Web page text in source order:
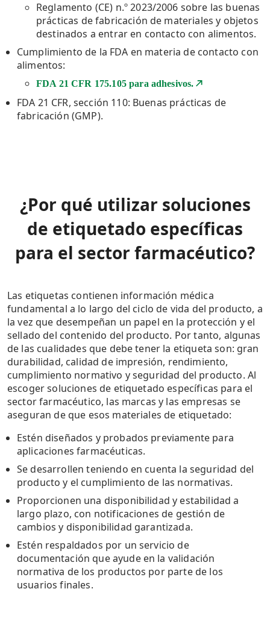
Reglamento (CE) n.º 2023/2006 sobre las buenas
prácticas de fabricación de materiales y objetos
destinados a entrar en contacto con alimentos.
Cumplimiento de la FDA en materia de contacto con
alimentos:
FDA 21 CFR 175.105 para adhesivos.
FDA 21 CFR, sección 110: Buenas prácticas de
fabricación (GMP).
¿Por qué utilizar soluciones
de etiquetado específicas
para el sector farmacéutico?
Las etiquetas contienen información médica
fundamental a lo largo del ciclo de vida del producto, a
la vez que desempeñan un papel en la protección y el
sellado del contenido del producto. Por tanto, algunas
de las cualidades que debe tener la etiqueta son: gran
durabilidad, calidad de impresión, rendimiento,
cumplimiento normativo y seguridad del producto. Al
escoger soluciones de etiquetado específicas para el
sector farmacéutico, las marcas y las empresas se
aseguran de que esos materiales de etiquetado:
Estén diseñados y probados previamente para
aplicaciones farmacéuticas.
Se desarrollen teniendo en cuenta la seguridad del
producto y el cumplimiento de las normativas.
Proporcionen una disponibilidad y estabilidad a
largo plazo, con notificaciones de gestión de
cambios y disponibilidad garantizada.
Estén respaldados por un servicio de
documentación que ayude en la validación
normativa de los productos por parte de los
usuarios finales.